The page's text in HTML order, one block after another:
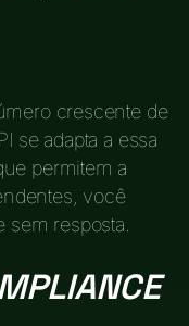
crescente de
se adapta a essa
permitem a
você
resposta.